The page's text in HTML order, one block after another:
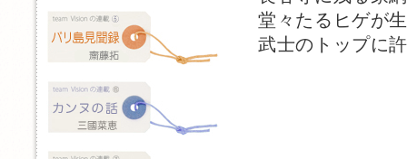
堂々たるヒゲが
武士のトップに